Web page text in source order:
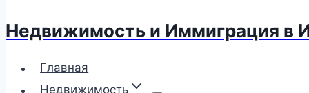
Недвижимость и Иммиграция в
Главная
Недвижимость